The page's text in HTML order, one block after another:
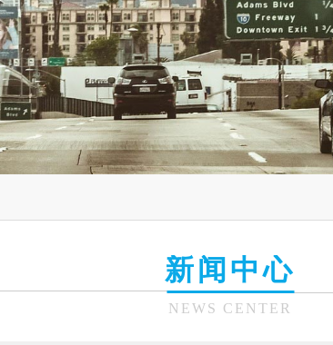
新闻中心
NEWS CENTER